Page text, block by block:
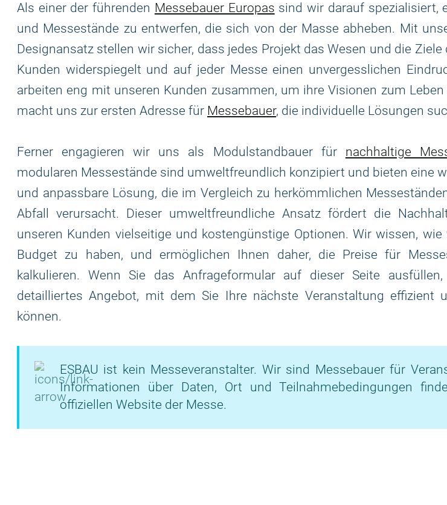
Als einer der führenden Messebauer Europas sind wir darauf spezialisiert,
und Messestände zu entwerfen, die sich von der Masse abheben. Mit
Designansatz stellen wir sicher, dass jedes Projekt das Wesen und die Ziele
Kunden widerspiegelt und auf jeder Messe einen unvergesslichen
arbeiten eng mit unseren Kunden zusammen, um ihre Visionen zum Leben
macht uns zur ersten Adresse für Messebauer, die individuelle Lösungen
Ferner engagieren wir uns als Modulstandbauer für nachhaltige
modularen Messestände sind umweltfreundlich konzipiert und bieten eine
und anpassbare Lösung, die im Vergleich zu herkömmlichen
Abfall verursacht. Dieser umweltfreundliche Ansatz fördert die
unseren Kunden vielseitige und kostengünstige Optionen. Wir wissen,
Budget zu haben, und ermöglichen Ihnen daher, die Preise für
kalkulieren. Wenn Sie das Anfrageformular auf dieser Seite
detailliertes Angebot, mit dem Sie Ihre nächste Veranstaltung effizient
können.
ESBAU ist kein Messeveranstalter. Wir sind Messebauer für
Informationen über Daten, Ort und Teilnahmebedingungen
offiziellen Website der Messe.